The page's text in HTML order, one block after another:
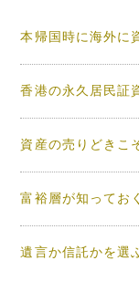
ン
本帰国時に海外に
香港の永久居民証
資産の売りどきこ
富裕層が知ってお
遺言か信託かを選